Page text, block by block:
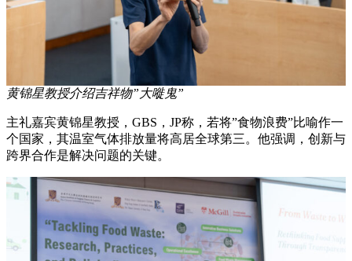
黄锦星教授介绍吉祥物”大嘥鬼”
主礼嘉宾黄锦星教授，GBS，JP称，若将”食物浪费”比喻作一
个国家，其温室气体排放量将高居全球第三。他强调，创新与
跨界合作是解决问题的关键。